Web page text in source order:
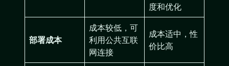
度和优化
部署成本
成本较低，可
利用公共互联
网连接
成本适中，性
价比高